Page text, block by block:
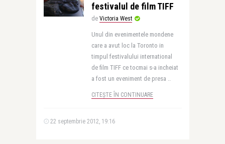
festivalul de film TIFF
de Victoria West
Unul din evenimentele mondene
care a avut loc la Toronto in
timpul festivalului international
de film TIFF ce tocmai s-a incheiat
a fost un eveniment de presa ..
CITEȘTE ÎN CONTINUARE
22 septembrie 2012, 19:16